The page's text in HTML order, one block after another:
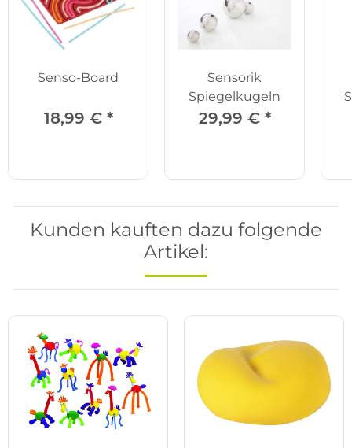
Senso-Board
18,99 € *
Sensorik
Spiegelkugeln
29,99 € *
Kunden kauften dazu folgende
Artikel: